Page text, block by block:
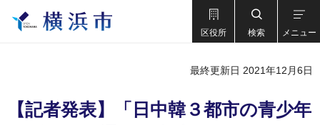
区役所 検索 メニュー
最終更新日 2021年12月6日
【記者発表】「日中韓３都市の青少年